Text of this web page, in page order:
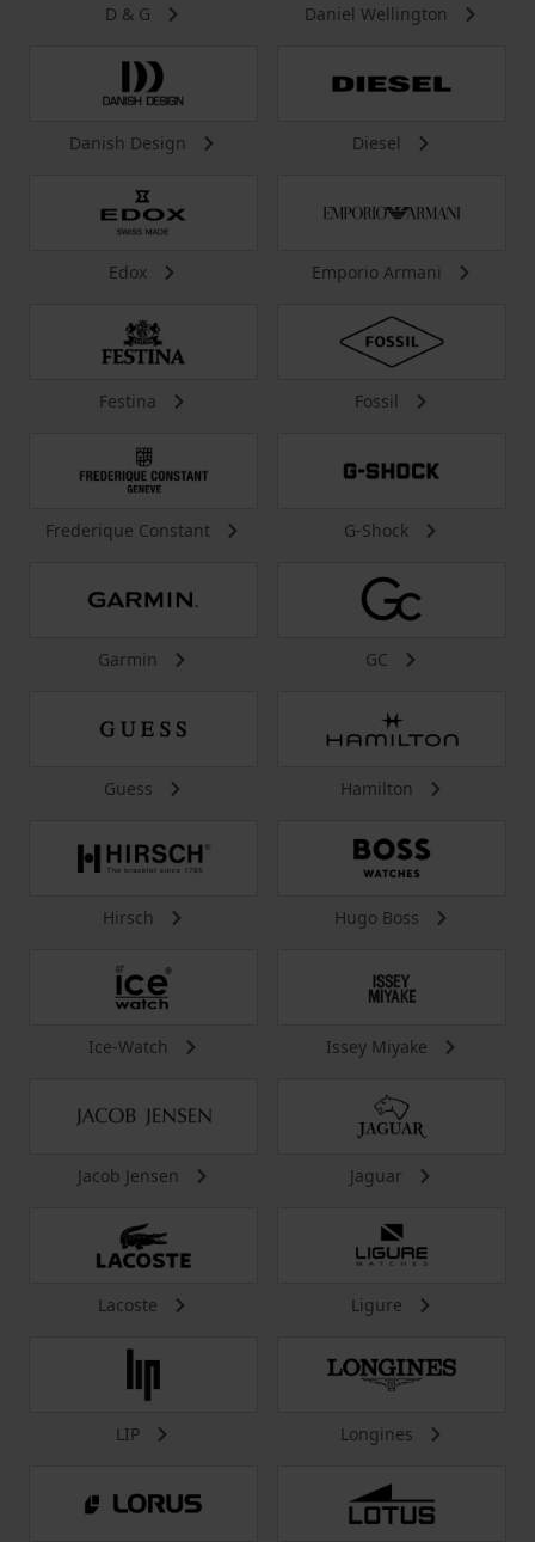
D & G Daniel Wellington
Danish Design Diesel
Edox Emporio Armani
Festina Fossil
Frederique Constant G-Shock
Garmin GC
Guess Hamilton
Hirsch Hugo Boss
Ice-Watch Issey Miyake
Jacob Jensen Jaguar
Lacoste Ligure
LIP Longines